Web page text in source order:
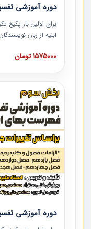
دوره آموزشی
برای اولین بار پکیج
ابنیه از زبان
ردیف ها و مطالب
دوره به صورت کامل
دوره با کلام مهندس
مشاور در امر بازنگری
همکارانی که در
توصیه می کنیم از
1575000 تومان
دوره آموزشی